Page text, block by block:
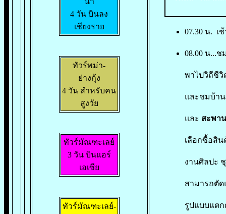
4 วัน บินลง
เชียงราย
ทัวร์พม่า-
ย่างกุ้ง
4 วัน สำหรับคน
สูงวัย
ทัวร์มัณฑะเลย์
3 วัน บินแอร์
เอเซีย
ทัวร์มัณฑะเลย์-
07.30 น. เ
08.00 น...
พาไปวิถีชี
และชมบ้า
และ สะพา
เลือกซื้อสิน
งานศิลปะ
สามารถตัด
รูปแบบแต